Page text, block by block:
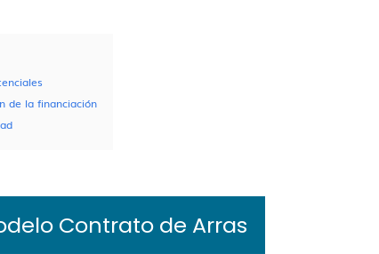
de la financiación
Contrato de Arras